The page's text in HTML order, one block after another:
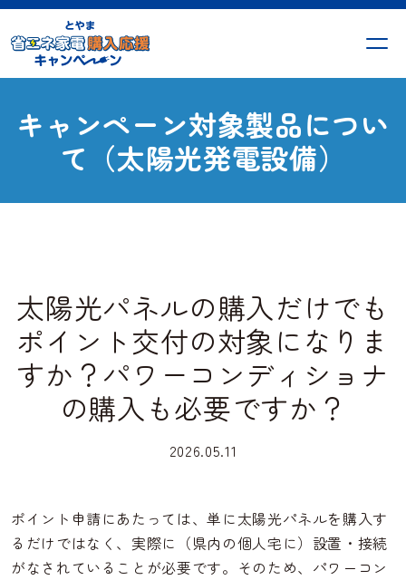
キャンペーン対象製品につい
て（太陽光発電設備）
太陽光パネルの購入だけでも
ポイント交付の対象になりま
すか？パワーコンディショナ
の購入も必要ですか？
2026.05.11
ポイント申請にあたっては、単に太陽光パネルを購入す
るだけではなく、実際に（県内の個人宅に）設置・接続
がなされていることが必要です。そのため、パワーコン